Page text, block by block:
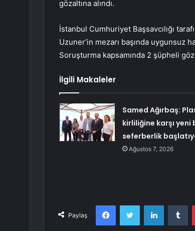
gözaltına alındı.
İstanbul Cumhuriyet Başsavcılığı
Uzuner’in mezarı başında uygunsuz
Soruşturma kapsamında 2 şüpheli
İlgili Makaleler
Samed Ağırbaş:
kirliliğine karşı yeni
seferberlik
Ağustos 7, 2026
Paylaş
FacebookTwitter LinkedIn